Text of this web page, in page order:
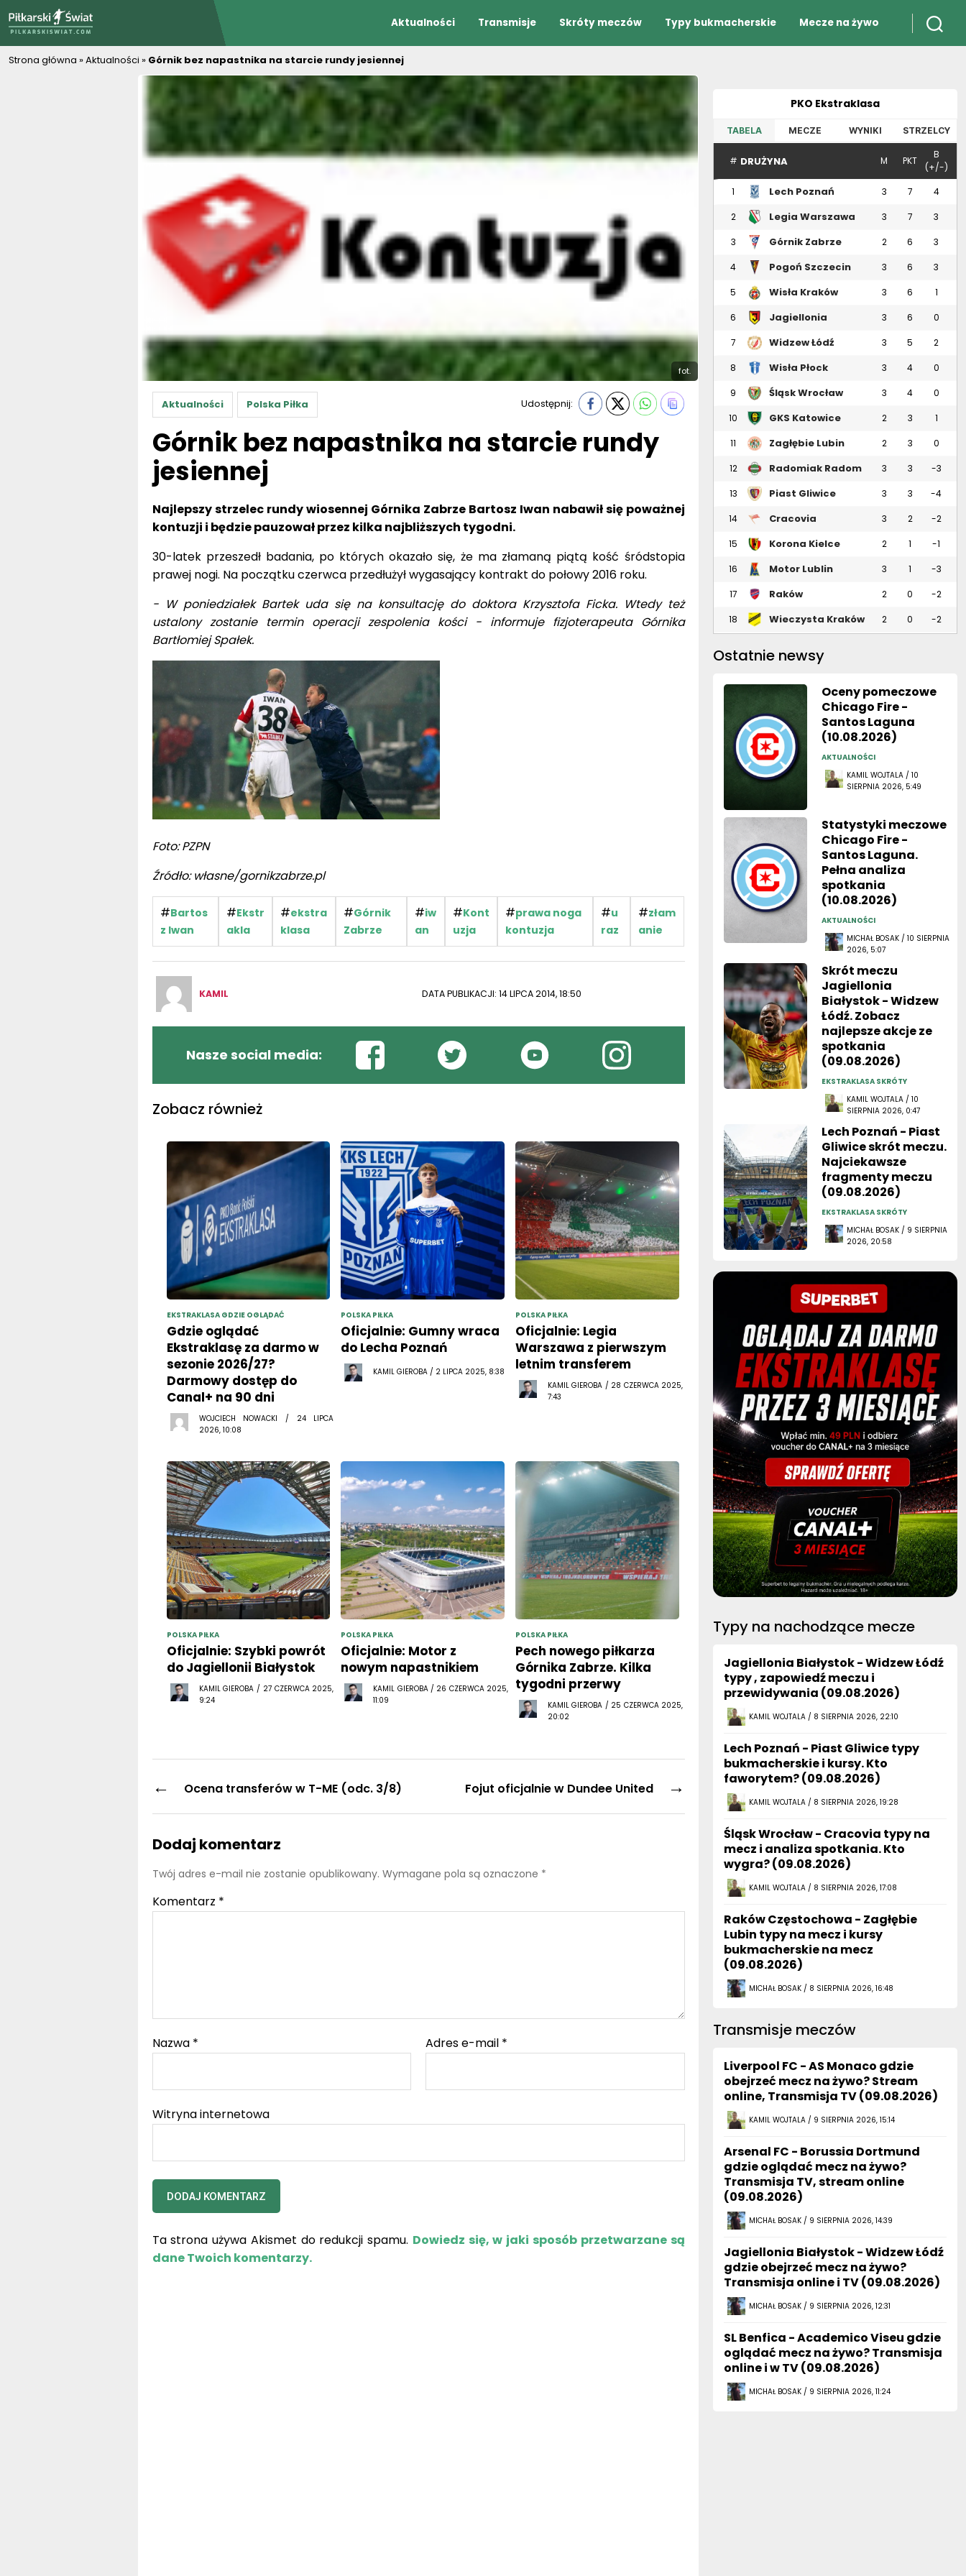
Aktualności Transmisje Skróty meczów Typy bukmacherskie Mecze na żywo
Strona główna »Aktualności » Górnik bez napastnika na starcie rundy jesiennej
fot.
Aktualności Polska Piłka Udostępnij:
Górnik bez napastnika na starcie rundy
jesiennej
Najlepszy strzelec rundy wiosennej Górnika Zabrze Bartosz Iwan nabawił się poważnej
kontuzji i będzie pauzował przez kilka najbliższych tygodni.
30-latek przeszedł badania, po których okazało się, że ma złamaną piątą kość śródstopia
prawej nogi. Na początku czerwca przedłużył wygasający kontrakt do połowy 2016 roku.
- W poniedziałek Bartek uda się na konsultację do doktora Krzysztofa Ficka. Wtedy też
ustalony zostanie termin operacji zespolenia kości - informuje fizjoterapeuta Górnika
Bartłomiej Spałek.
Foto: PZPN
Źródło: własne/gornikzabrze.pl
#Bartos
z Iwan
#Ekstr
akla
#ekstra
klasa
#Górnik
Zabrze
#iw
an
#Kont
uzja
#prawa noga
kontuzja
#u
raz
#złam
anie
KAMIL DATA PUBLIKACJI: 14 LIPCA 2014, 18:50
Nasze social media:
Zobacz również
EKSTRAKLASA GDZIE OGLĄDAĆ
Gdzie oglądać
Ekstraklasę za darmo w
sezonie 2026/27?
Darmowy dostęp do
Canal+ na 90 dni
WOJCIECH NOWACKI / 24 LIPCA
2026, 10:08
POLSKA PIŁKA
Oficjalnie: Gumny wraca
do Lecha Poznań
KAMIL GIEROBA / 2 LIPCA 2025, 8:38
POLSKA PIŁKA
Oficjalnie: Legia
Warszawa z pierwszym
letnim transferem
KAMIL GIEROBA / 28 CZERWCA 2025,
7:43
POLSKA PIŁKA
Oficjalnie: Szybki powrót
do Jagiellonii Białystok
KAMIL GIEROBA / 27 CZERWCA 2025,
9:24
POLSKA PIŁKA
Oficjalnie: Motor z
nowym napastnikiem
KAMIL GIEROBA / 26 CZERWCA 2025,
11:09
POLSKA PIŁKA
Pech nowego piłkarza
Górnika Zabrze. Kilka
tygodni przerwy
KAMIL GIEROBA / 25 CZERWCA 2025,
20:02
← Ocena transferów w T-ME (odc. 3/8) →
Fojut oficjalnie w Dundee United
Dodaj komentarz
Twój adres e-mail nie zostanie opublikowany. Wymagane pola są oznaczone *
Komentarz *
Nazwa * Adres e-mail *
Witryna internetowa
Ta strona używa Akismet do redukcji spamu. Dowiedz się, w jaki sposób przetwarzane są
dane Twoich komentarzy.
PKO Ekstraklasa
TABELA MECZE WYNIKI STRZELCY
# DRUŻYNA M PKT
B
(+/-)
1
Lech Poznań 3 7 4
2 Legia Warszawa 3 7 3
3 Górnik Zabrze 2 6 3
4 Pogoń Szczecin 3 6 3
5 Wisła Kraków 3 6 1
6
Jagiellonia
3 6 0
7 Widzew Łódź 3 5 2
8 Wisła Płock 3 4 0
9 Śląsk Wrocław 3 4 0
10 GKS Katowice 2 3 1
11 Zagłębie Lubin 2 3 0
12 Radomiak Radom 3 3 -3
13 Piast Gliwice 3 3 -4
14 Cracovia 3 2 -2
15 Korona Kielce 2 1 -1
16 Motor Lublin 3 1 -3
17
Raków
2 0 -2
18 Wieczysta Kraków 2 0 -2
Ostatnie newsy
Oceny pomeczowe
Chicago Fire -
Santos Laguna
(10.08.2026)
AKTUALNOŚCI
KAMIL WOJTALA / 10
SIERPNIA 2026, 5:49
Statystyki meczowe
Chicago Fire -
Santos Laguna.
Pełna analiza
spotkania
(10.08.2026)
AKTUALNOŚCI
MICHAŁ BOSAK / 10 SIERPNIA
2026, 5:07
Skrót meczu
Jagiellonia
Białystok - Widzew
Łódź. Zobacz
najlepsze akcje ze
spotkania
(09.08.2026)
EKSTRAKLASA SKRÓTY
KAMIL WOJTALA / 10
SIERPNIA 2026, 0:47
Lech Poznań - Piast
Gliwice skrót meczu.
Najciekawsze
fragmenty meczu
(09.08.2026)
EKSTRAKLASA SKRÓTY
MICHAŁ BOSAK / 9 SIERPNIA
2026, 20:58
Typy na nachodzące mecze
Jagiellonia Białystok - Widzew Łódź
typy , zapowiedź meczu i
przewidywania (09.08.2026)
KAMIL WOJTALA / 8 SIERPNIA 2026, 22:10
Lech Poznań - Piast Gliwice typy
bukmacherskie i kursy. Kto
faworytem? (09.08.2026)
KAMIL WOJTALA / 8 SIERPNIA 2026, 19:28
Śląsk Wrocław - Cracovia typy na
mecz i analiza spotkania. Kto
wygra? (09.08.2026)
KAMIL WOJTALA / 8 SIERPNIA 2026, 17:08
Raków Częstochowa - Zagłębie
Lubin typy na mecz i kursy
bukmacherskie na mecz
(09.08.2026)
MICHAŁ BOSAK / 8 SIERPNIA 2026, 16:48
Transmisje meczów
Liverpool FC - AS Monaco gdzie
obejrzeć mecz na żywo? Stream
online, Transmisja TV (09.08.2026)
KAMIL WOJTALA / 9 SIERPNIA 2026, 15:14
Arsenal FC - Borussia Dortmund
gdzie oglądać mecz na żywo?
Transmisja TV, stream online
(09.08.2026)
MICHAŁ BOSAK / 9 SIERPNIA 2026, 14:39
Jagiellonia Białystok - Widzew Łódź
gdzie obejrzeć mecz na żywo?
Transmisja online i TV (09.08.2026)
MICHAŁ BOSAK / 9 SIERPNIA 2026, 12:31
SL Benfica - Academico Viseu gdzie
oglądać mecz na żywo? Transmisja
online i w TV (09.08.2026)
MICHAŁ BOSAK / 9 SIERPNIA 2026, 11:24